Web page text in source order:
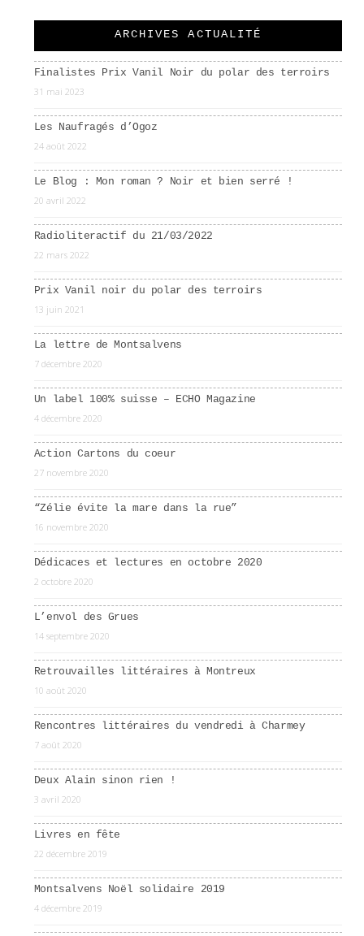
ARCHIVES ACTUALITÉ
Finalistes Prix Vanil Noir du polar des terroirs
31 mai 2023
Les Naufragés d’Ogoz
24 août 2022
Le Blog : Mon roman ? Noir et bien serré !
20 avril 2022
Radioliteractif du 21/03/2022
22 mars 2022
Prix Vanil noir du polar des terroirs
13 juin 2021
La lettre de Montsalvens
7 décembre 2020
Un label 100% suisse – ECHO Magazine
4 décembre 2020
Action Cartons du coeur
27 novembre 2020
“Zélie évite la mare dans la rue”
16 novembre 2020
Dédicaces et lectures en octobre 2020
2 octobre 2020
L’envol des Grues
14 septembre 2020
Retrouvailles littéraires à Montreux
10 août 2020
Rencontres littéraires du vendredi à Charmey
7 août 2020
Deux Alain sinon rien !
3 avril 2020
Livres en fête
22 décembre 2019
Montsalvens Noël solidaire 2019
4 décembre 2019